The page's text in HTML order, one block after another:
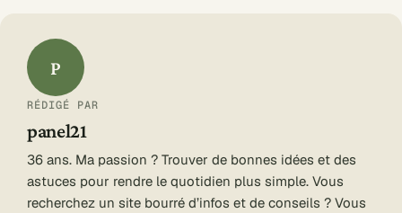
P
RÉDIGÉ PAR
panel21
36 ans. Ma passion ? Trouver de bonnes idées et des
astuces pour rendre le quotidien plus simple. Vous
recherchez un site bourré d’infos et de conseils ? Vous